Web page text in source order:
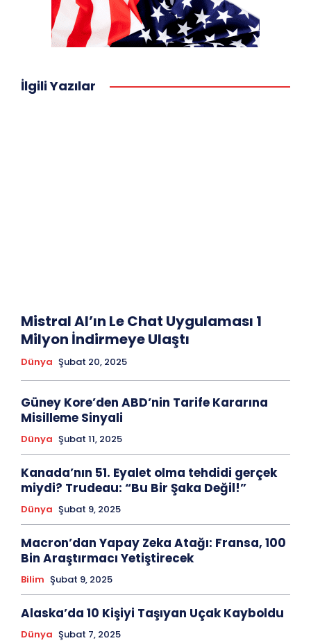
İlgili Yazılar
Mistral AI’ın Le Chat Uygulaması 1
Milyon İndirmeye Ulaştı
Dünya Şubat 20, 2025
Güney Kore’den ABD’nin Tarife Kararına
Misilleme Sinyali
Dünya Şubat 11, 2025
Kanada’nın 51. Eyalet olma tehdidi gerçek
miydi? Trudeau: “Bu Bir Şaka Değil!”
Dünya Şubat 9, 2025
Macron’dan Yapay Zeka Atağı: Fransa, 100
Bin Araştırmacı Yetiştirecek
Bilim Şubat 9, 2025
Alaska’da 10 Kişiyi Taşıyan Uçak Kayboldu
Dünya Şubat 7, 2025